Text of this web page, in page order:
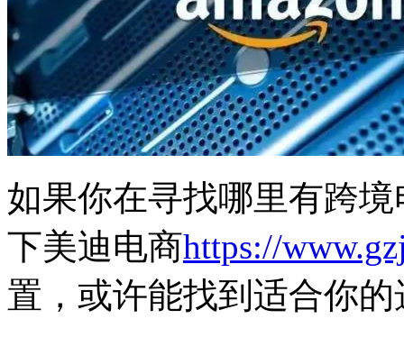
如果你在寻找哪里有跨
下美迪电商https://
置，或许能找到适合你的